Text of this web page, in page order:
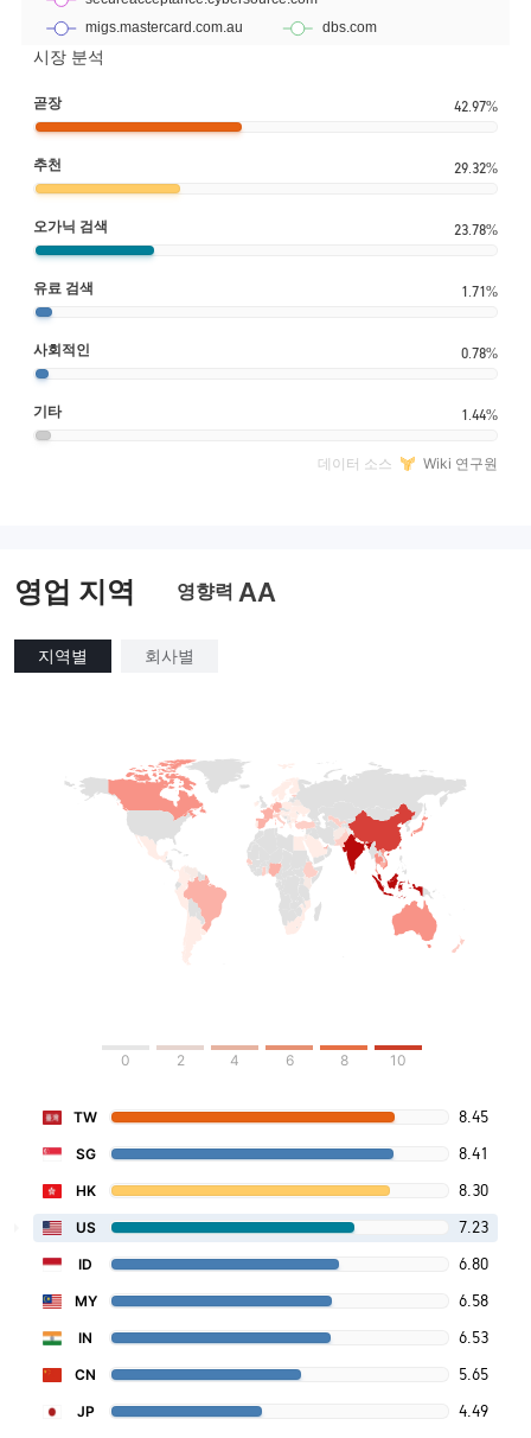
시장 분석
곧장 42.97%
추천 29.32%
오가닉 검색 23.78%
유료 검색 1.71%
사회적인 0.78%
기타 1.44%
데이터 소스 Wiki 연구원
영업 지역 영향력 AA
지역별 회사별
0 2 4 6 8 10
TW 8.45
SG 8.41
HK 8.30
US 7.23
ID 6.80
MY 6.58
IN 6.53
CN 5.65
JP 4.49